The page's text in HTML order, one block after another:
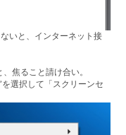
いと、インターネット接
焦ること請け合い。
選択して 「スクリーンセ